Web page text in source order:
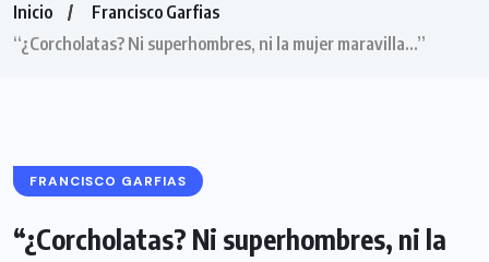
Inicio
Francisco Garfias
“¿Corcholatas? Ni superhombres, ni la mujer maravilla…”
FRANCISCO GARFIAS
“¿Corcholatas? Ni superhombres, ni la